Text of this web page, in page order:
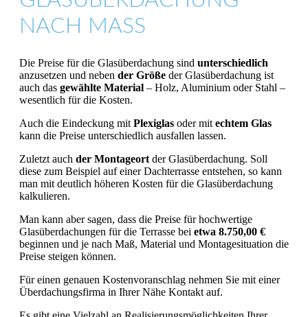
NACH MASS
Die Preise für die Glasüberdachung sind unterschiedlich
anzusetzen und neben der Größe der Glasüberdachung ist
auch das gewählte Material – Holz, Aluminium oder Stahl –
wesentlich für die Kosten.
Auch die Eindeckung mit Plexiglas oder mit echtem Glas
kann die Preise unterschiedlich ausfallen lassen.
Zuletzt auch der Montageort der Glasüberdachung. Soll
diese zum Beispiel auf einer Dachterrasse entstehen, so kann
man mit deutlich höheren Kosten für die Glasüberdachung
kalkulieren.
Man kann aber sagen, dass die Preise für hochwertige
Glasüberdachungen für die Terrasse bei etwa 8.750,00 €
beginnen und je nach Maß, Material und Montagesituation die
Preise steigen können.
Für einen genauen Kostenvoranschlag nehmen Sie mit einer
Überdachungsfirma in Ihrer Nähe Kontakt auf.